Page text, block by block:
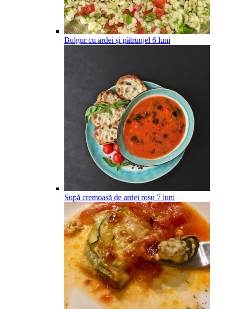
Bulgur cu ardei și pătrunjel 6 luni
Supă cremoasă de ardei roșu 7 luni